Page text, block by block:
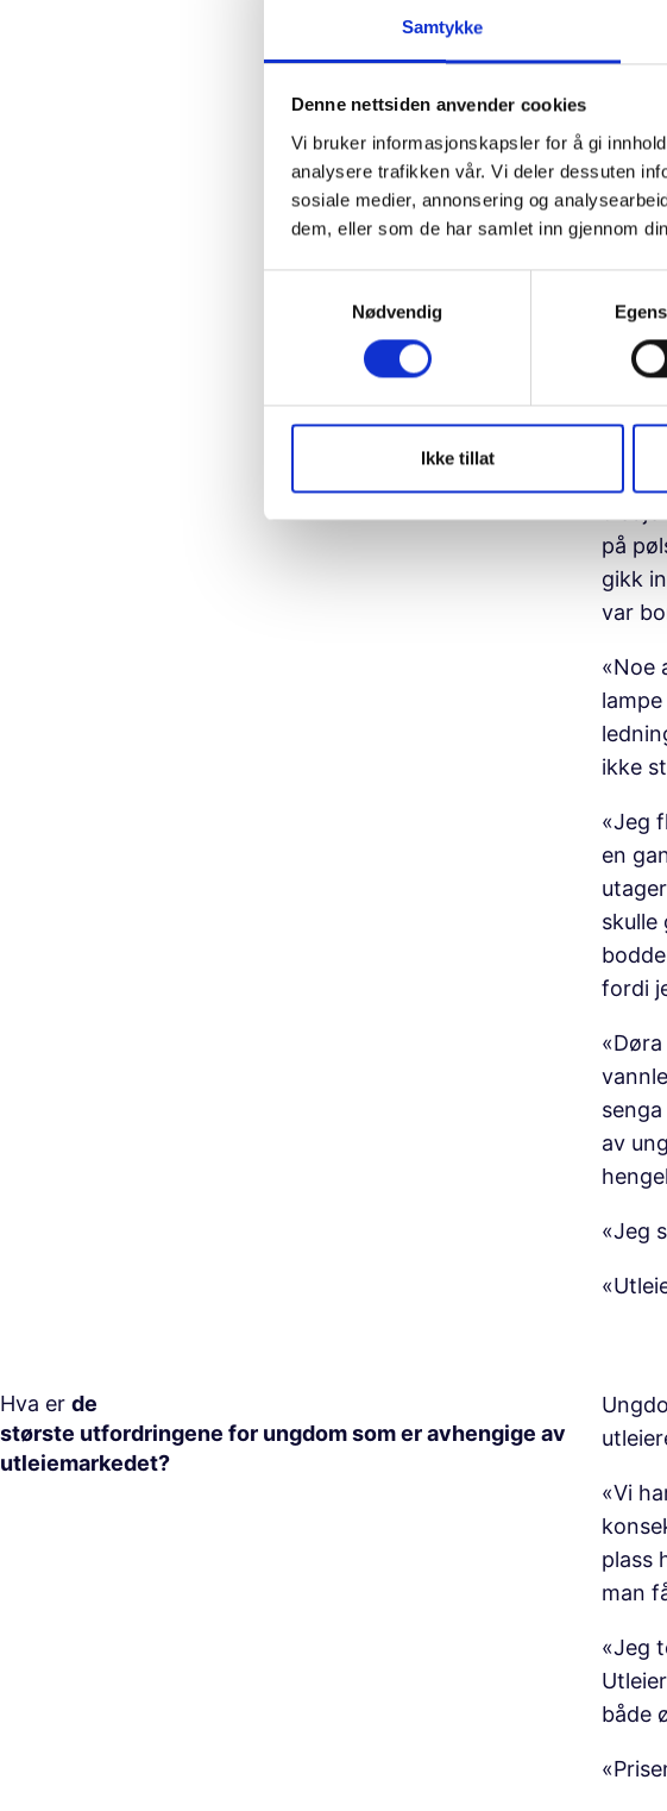
Samtykke
Denne nettsiden anvender cookies
Vi bruker informasjonskapsler for å gi
analysere trafikken vår. Vi deler dessuten
sosiale medier, annonsering og
dem, eller som de har samlet inn gjennom
v
Nødvendig
Ikke tillat
på,
«Vi
var
at vi
på
gikk
var
«Noe
ikke
«Jeg
en
skulle
fordi
av
«Jeg
Hva er de
største utfordringene for ungdom som er avhengige av
utleiemarkedet?
«Vi
plass
man
«Jeg
både